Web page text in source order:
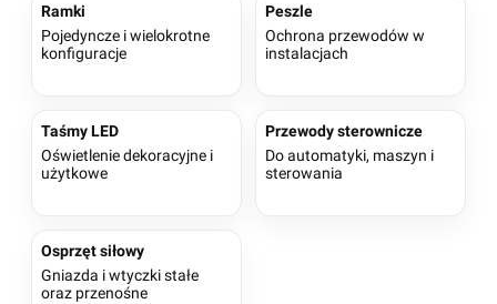
Ramki
Pojedyncze i wielokrotne
konfiguracje
Peszle
Ochrona przewodów w
instalacjach
Taśmy LED
Oświetlenie dekoracyjne i
użytkowe
Przewody sterownicze
Do automatyki, maszyn i
sterowania
Osprzęt siłowy
Gniazda i wtyczki stałe
oraz przenośne